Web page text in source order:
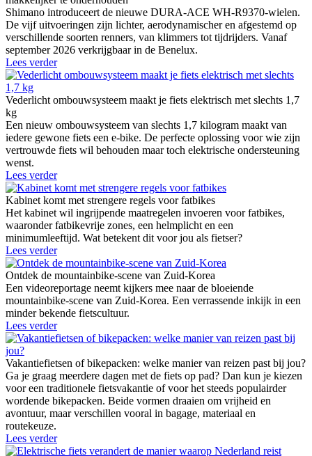
Shimano introduceert de nieuwe DURA-ACE WH-R9370-wielen.
De vijf uitvoeringen zijn lichter, aerodynamischer en afgestemd op
verschillende soorten renners, van klimmers tot tijdrijders. Vanaf
september 2026 verkrijgbaar in de Benelux.
Lees verder
Vederlicht ombouwsysteem maakt je fiets elektrisch met slechts 1,7
kg
Een nieuw ombouwsysteem van slechts 1,7 kilogram maakt van
iedere gewone fiets een e-bike. De perfecte oplossing voor wie zijn
vertrouwde fiets wil behouden maar toch elektrische ondersteuning
wenst.
Lees verder
Kabinet komt met strengere regels voor fatbikes
Het kabinet wil ingrijpende maatregelen invoeren voor fatbikes,
waaronder fatbikevrije zones, een helmplicht en een
minimumleeftijd. Wat betekent dit voor jou als fietser?
Lees verder
Ontdek de mountainbike-scene van Zuid-Korea
Een videoreportage neemt kijkers mee naar de bloeiende
mountainbike-scene van Zuid-Korea. Een verrassende inkijk in een
minder bekende fietscultuur.
Lees verder
Vakantiefietsen of bikepacken: welke manier van reizen past bij jou?
Ga je graag meerdere dagen met de fiets op pad? Dan kun je kiezen
voor een traditionele fietsvakantie of voor het steeds populairder
wordende bikepacken. Beide vormen draaien om vrijheid en
avontuur, maar verschillen vooral in bagage, materiaal en
routekeuze.
Lees verder